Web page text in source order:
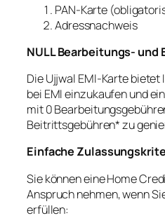
PAN-Karte
Adressnachweis
NULL Bearbeitungs-
Die Ujjwal EMI-Karte
bei EMI einzukaufen und
mit 0
Beitrittsgebühren* zu
Einfache
Sie können eine Home
Anspruch nehmen, wenn
erfüllen: